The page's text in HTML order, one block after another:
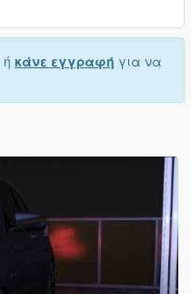
ή κάνε εγγραφή για να